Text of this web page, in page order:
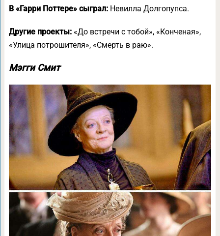
В «Гарри Поттере» сыграл:Невилла Долгопупса.
Другие проекты:«До встречи с тобой», «Конченая»,
«Улица потрошителя», «Смерть в раю».
Мэгги Смит